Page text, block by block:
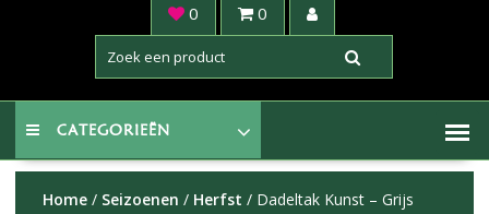
0 0
CATEGORIEËN
Home/ Seizoenen / Herfst / Dadeltak Kunst – Grijs